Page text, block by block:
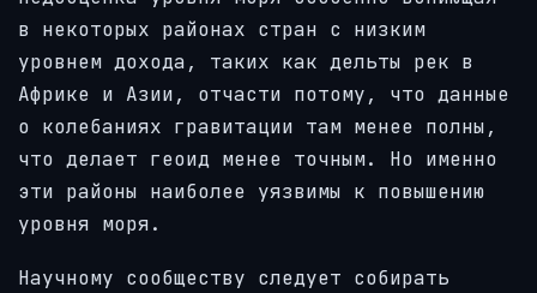
в некоторых районах стран с низким
уровнем дохода, таких как дельты рек в
Африке и Азии, отчасти потому, что данные
о колебаниях гравитации там менее полны,
что делает геоид менее точным. Но именно
эти районы наиболее уязвимы к повышению
уровня моря.
Научному сообществу следует собирать